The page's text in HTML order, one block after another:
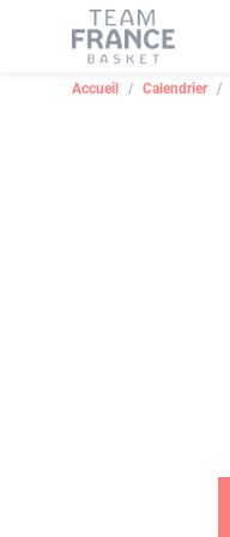
Accueil Calendrier
Panneau de gestion des cookies